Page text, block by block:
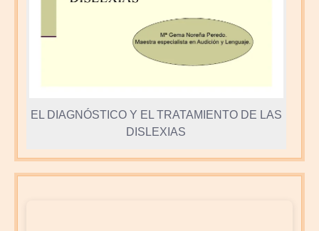
EL DIAGNÓSTICO Y EL TRATAMIENTO DE LAS
DISLEXIAS